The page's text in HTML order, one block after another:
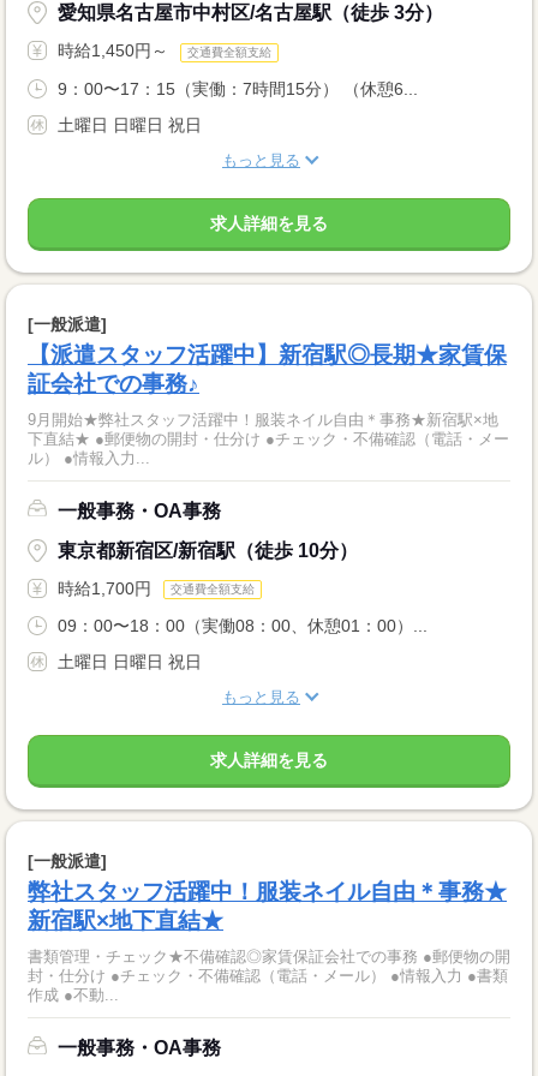
愛知県名古屋市中村区/名古屋駅（徒歩 3分）
時給1,450円～ 交通費全額支給
9：00〜17：15（実働：7時間15分） （休憩6...
土曜日 日曜日 祝日
もっと見る
求人詳細を見る
[一般派遣]
【派遣スタッフ活躍中】新宿駅◎長期★家賃保
証会社での事務♪
9月開始★弊社スタッフ活躍中！服装ネイル自由＊事務★新宿駅×地
下直結★ ●郵便物の開封・仕分け ●チェック・不備確認（電話・メー
ル） ●情報入力...
一般事務・OA事務
東京都新宿区/新宿駅（徒歩 10分）
時給1,700円 交通費全額支給
09：00〜18：00（実働08：00、休憩01：00）...
土曜日 日曜日 祝日
もっと見る
求人詳細を見る
[一般派遣]
弊社スタッフ活躍中！服装ネイル自由＊事務★
新宿駅×地下直結★
書類管理・チェック★不備確認◎家賃保証会社での事務 ●郵便物の開
封・仕分け ●チェック・不備確認（電話・メール） ●情報入力 ●書類
作成 ●不動...
一般事務・OA事務